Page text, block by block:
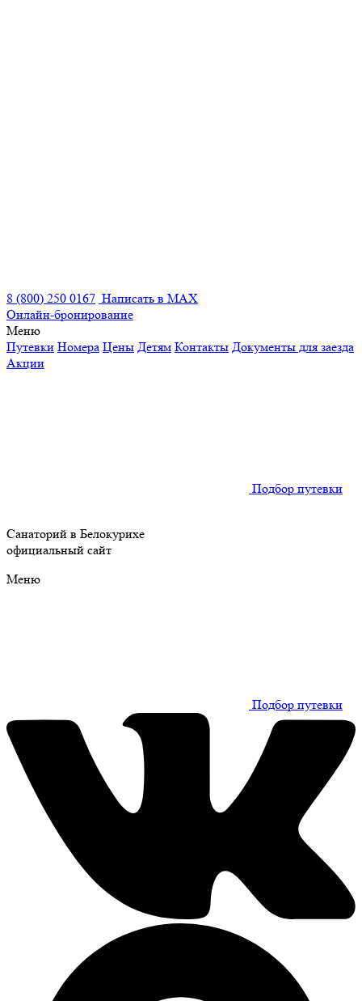
8 (800) 250 0167 Написать в MAX
Онлайн-бронирование
Меню
Путевки Номера Цены Детям Контакты Документы для заезда
Акции
Подбор путевки
Санаторий в Белокурихе
официальный сайт
Меню
Подбор путевки